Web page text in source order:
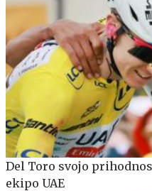
Del Toro svojo
ekipo UAE